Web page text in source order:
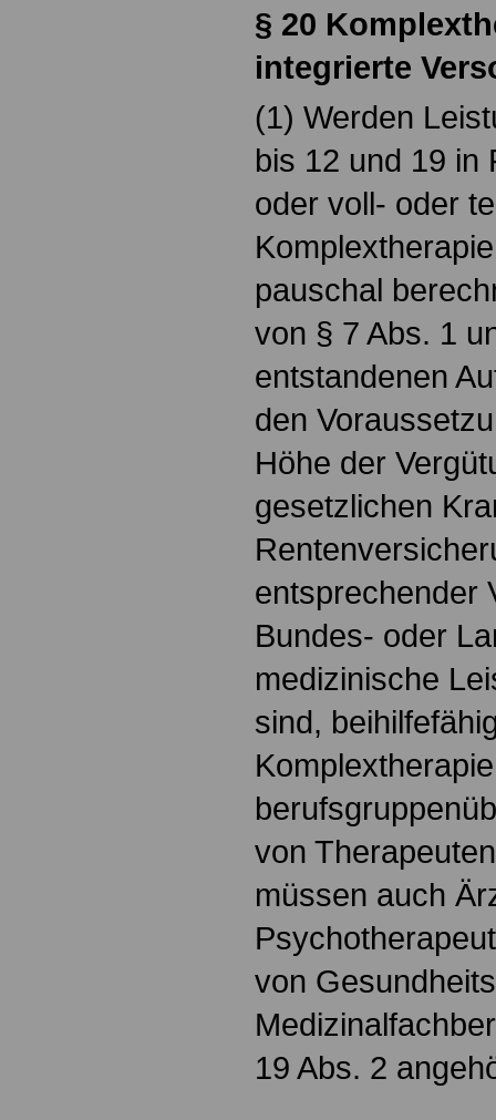
§ 20
integrierte
(1) Werden
bis 12 und 19 in
oder voll- oder
pauschal
von § 7 Abs. 1
entstandenen
den
Höhe der
gesetzlichen
entsprechender
Bundes- oder
medizinische
sind,
von
müssen auch
von
19 Abs. 2